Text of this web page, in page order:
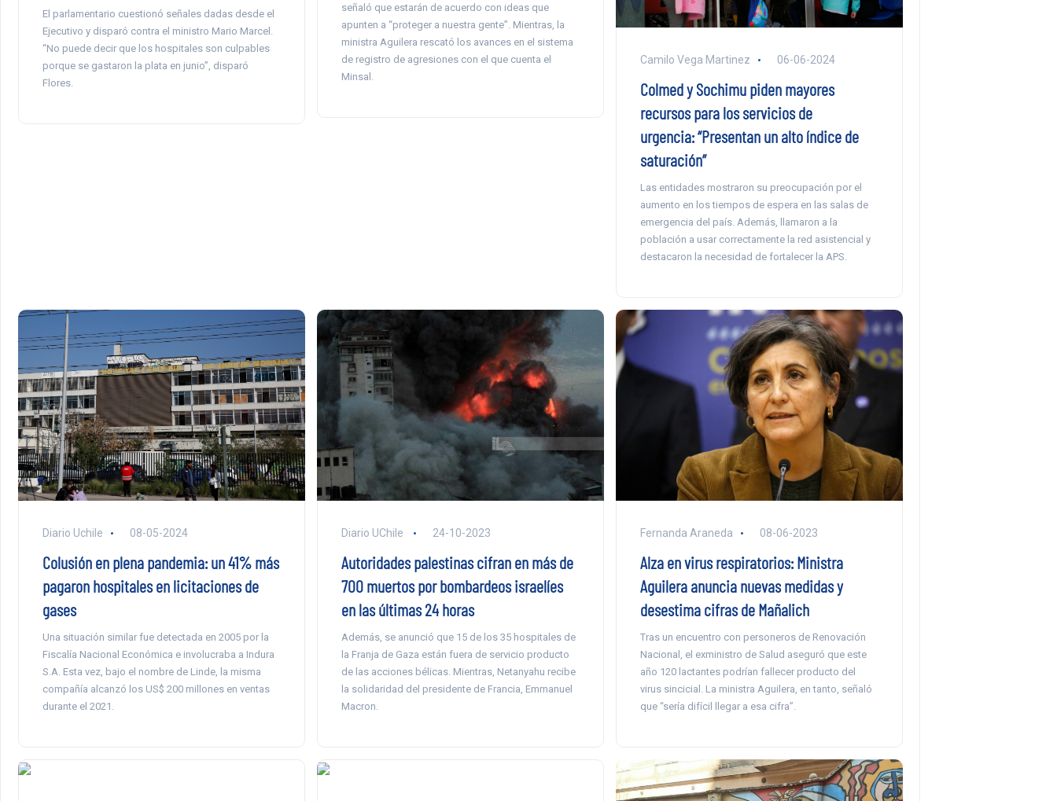
El parlamentario cuestionó señales dadas desde el
Ejecutivo y disparó contra el ministro Mario Marcel.
“No puede decir que los hospitales son culpables
porque se gastaron la plata en junio”, disparó
Flores.
señaló que estarán de acuerdo con ideas que
apunten a “proteger a nuestra gente”. Mientras, la
ministra Aguilera rescató los avances en el sistema
de registro de agresiones con el que cuenta el
Minsal.
Camilo Vega Martinez 06-06-2024
Colmed y Sochimu piden mayores
recursos para los servicios de
urgencia: “Presentan un alto índice de
saturación”
Las entidades mostraron su preocupación por el
aumento en los tiempos de espera en las salas de
emergencia del país. Además, llamaron a la
población a usar correctamente la red asistencial y
destacaron la necesidad de fortalecer la APS.
Diario Uchile 08-05-2024
Colusión en plena pandemia: un 41% más
pagaron hospitales en licitaciones de
gases
Una situación similar fue detectada en 2005 por la
Fiscalía Nacional Económica e involucraba a Indura
S.A. Esta vez, bajo el nombre de Linde, la misma
compañía alcanzó los US$ 200 millones en ventas
durante el 2021.
Diario UChile 24-10-2023
Autoridades palestinas cifran en más de
700 muertos por bombardeos israelíes
en las últimas 24 horas
Además, se anunció que 15 de los 35 hospitales de
la Franja de Gaza están fuera de servicio producto
de las acciones bélicas. Mientras, Netanyahu recibe
la solidaridad del presidente de Francia, Emmanuel
Macron.
Fernanda Araneda 08-06-2023
Alza en virus respiratorios: Ministra
Aguilera anuncia nuevas medidas y
desestima cifras de Mañalich
Tras un encuentro con personeros de Renovación
Nacional, el exministro de Salud aseguró que este
año 120 lactantes podrían fallecer producto del
virus sincicial. La ministra Aguilera, en tanto, señaló
que “sería difícil llegar a esa cifra”.